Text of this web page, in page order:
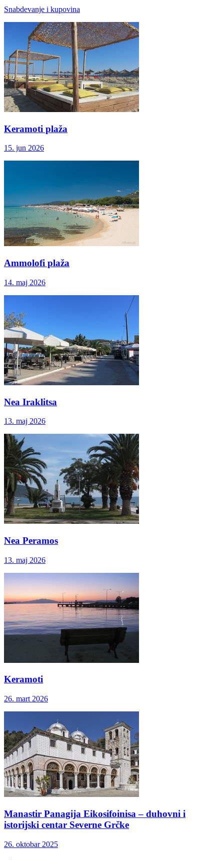
Snabdevanje i kupovina
Keramoti plaža
15. jun 2026
Ammolofi plaža
14. maj 2026
Nea Iraklitsa
13. maj 2026
Nea Peramos
13. maj 2026
Keramoti
26. mart 2026
Manastir Panagija Eikosifoinisa – duhovni i
istorijski centar Severne Grčke
26. oktobar 2025